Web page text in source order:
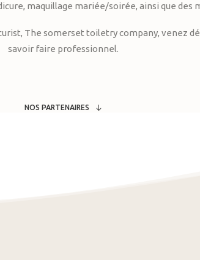
maquillage mariée/soirée, ainsi que des
The somerset toiletry company, venez
savoir faire professionnel.
NOS PARTENAIRES